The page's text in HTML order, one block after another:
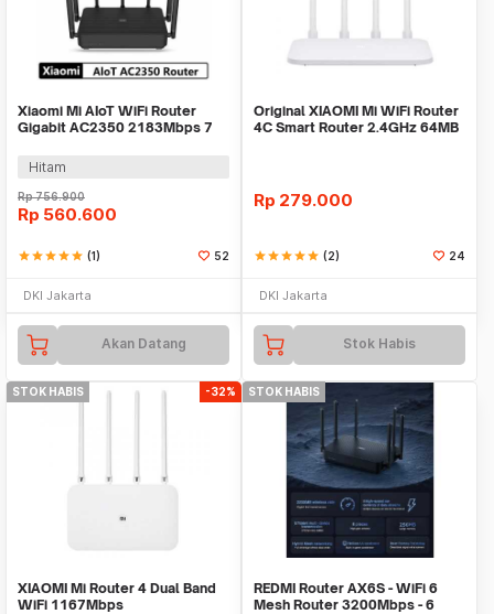
Xiaomi Mi AIoT WiFi Router
Gigabit AC2350 2183Mbps 7
Hitam
Rp756.900
Rp 560.600
starstarstarstarstar (1) 52
DKI Jakarta
Akan Datang
Original XIAOMI Mi WiFi Router
4C Smart Router 2.4GHz 64MB
Rp 279.000
starstarstarstarstar (2) 24
DKI Jakarta
Stok Habis
STOK HABIS -32%
XIAOMI Mi Router 4 Dual Band
WiFi 1167Mbps
STOK HABIS
REDMI Router AX6S - WiFi 6
Mesh Router 3200Mbps - 6